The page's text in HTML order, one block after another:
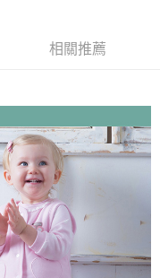
相關推薦